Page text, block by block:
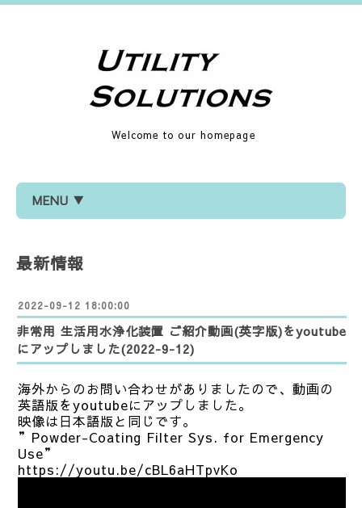
Welcome to our homepage
MENU ▼
最新情報
2022-09-12 18:00:00
非常用 生活用水浄化装置 ご紹介動画(英字版)をyoutube
にアップしました(2022-9-12)
海外からのお問い合わせがありましたので、動画の
英語版をyoutubeにアップしました。
映像は日本語版と同じです。
”Powder-Coating Filter Sys. for Emergency
Use”
https://youtu.be/cBL6aHTpvKo